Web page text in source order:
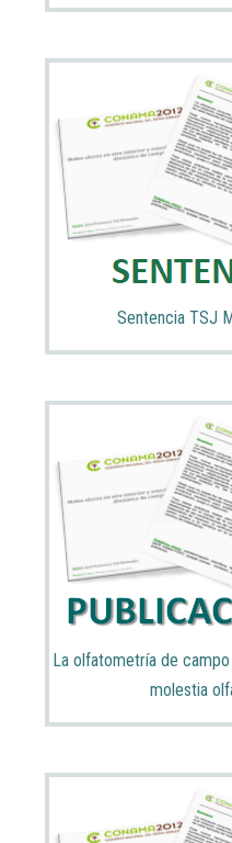
Sentencia TSJ
La olfatometría de
molestia